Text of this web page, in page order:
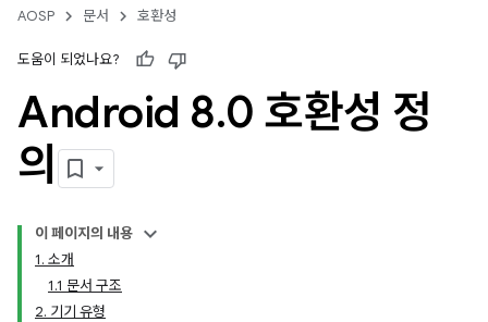
AOSP 문서 호환성
도움이 되었나요?
Android 8.0 호환성 정
의
이 페이지의 내용
1. 소개
1.1 문서 구조
2. 기기 유형